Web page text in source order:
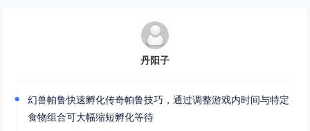
丹阳子
幻兽帕鲁快速孵化传奇帕鲁技巧，通过调整游戏内时间与特定
食物组合可大幅缩短孵化等待